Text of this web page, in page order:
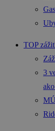
TOP
3